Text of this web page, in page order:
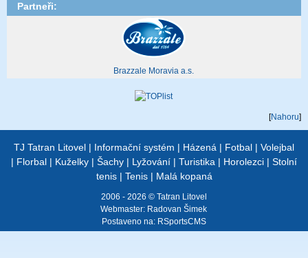
Partneři:
Brazzale Moravia a.s.
[Nahoru]
TJ Tatran Litovel | Informační systém | Házená | Fotbal | Volejbal
| Florbal | Kuželky | Šachy | Lyžování | Turistika | Horolezci | Stolní
tenis| Tenis| Malá kopaná
2006 - 2026 © Tatran Litovel
Webmaster: Radovan Šimek
Postaveno na: RSportsCMS